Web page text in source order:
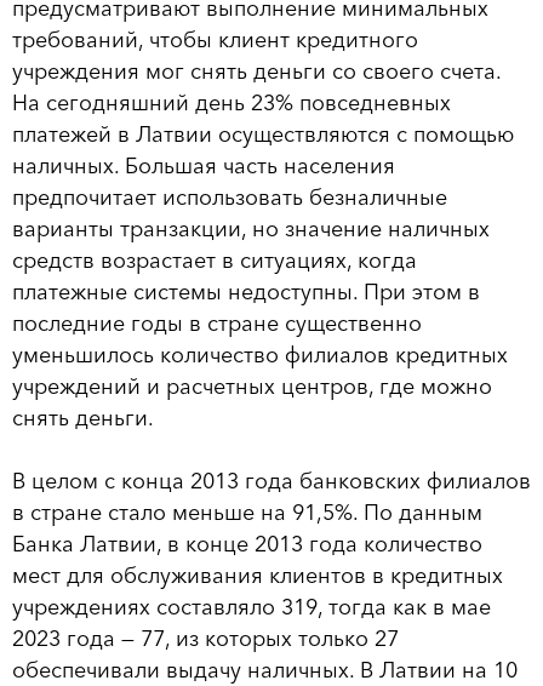
предусматривают выполнение минимальных
требований, чтобы клиент кредитного
учреждения мог снять деньги со своего счета.
На сегодняшний день 23% повседневных
платежей в Латвии осуществляются с помощью
наличных. Большая часть населения
предпочитает использовать безналичные
варианты транзакции, но значение наличных
средств возрастает в ситуациях, когда
платежные системы недоступны. При этом в
последние годы в стране существенно
уменьшилось количество филиалов кредитных
учреждений и расчетных центров, где можно
снять деньги.
В целом с конца 2013 года банковских филиалов
в стране стало меньше на 91,5%. По данным
Банка Латвии, в конце 2013 года количество
мест для обслуживания клиентов в кредитных
учреждениях составляло 319, тогда как в мае
2023 года — 77, из которых только 27
обеспечивали выдачу наличных. В Латвии на 10